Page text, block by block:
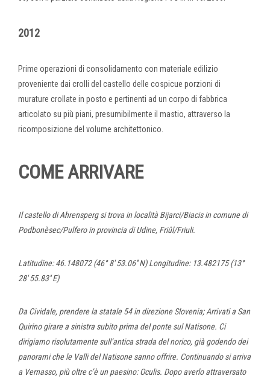
2012
Prime operazioni di consolidamento con materiale edilizio
proveniente dai crolli del castello delle cospicue porzioni di
murature crollate in posto e pertinenti ad un corpo di fabbrica
articolato su più piani, presumibilmente il mastio, attraverso la
ricomposizione del volume architettonico.
COME ARRIVARE
Il castello di Ahrensperg si trova in località Bijarci/Biacis in comune di
Podbonèsec/Pulfero in provincia di Udine, Friûl/Friuli.
Latitudine: 46.148072 (46° 8' 53.06'' N) Longitudine: 13.482175 (13°
28' 55.83'' E)
Da Cividale, prendere la statale 54 in direzione Slovenia; Arrivati a San
Quirino girare a sinistra subito prima del ponte sul Natisone. Ci
dirigiamo risolutamente sull’antica strada del norico, già godendo dei
panorami che le Valli del Natisone sanno offrire. Continuando si arriva
a Vernasso, più oltre c’è un paesino: Oculis. Dopo averlo attraversato